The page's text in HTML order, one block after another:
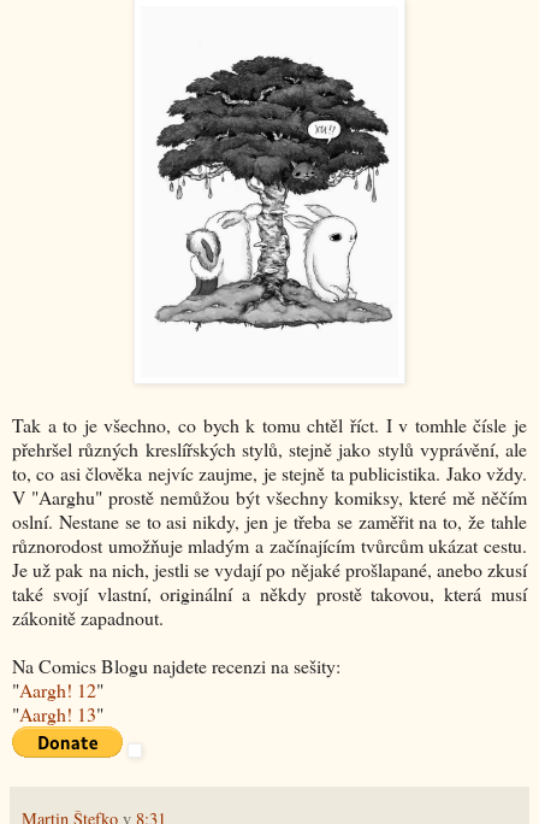
Tak a to je všechno, co bych k tomu chtěl říct. I v tomhle čísle je
přehršel různých kreslířských stylů, stejně jako stylů vyprávění, ale
to, co asi člověka nejvíc zaujme, je stejně ta publicistika. Jako vždy.
V "Aarghu" prostě nemůžou být všechny komiksy, které mě něčím
oslní. Nestane se to asi nikdy, jen je třeba se zaměřit na to, že tahle
různorodost umožňuje mladým a začínajícím tvůrcům ukázat cestu.
Je už pak na nich, jestli se vydají po nějaké prošlapané, anebo zkusí
také svojí vlastní, originální a někdy prostě takovou, která musí
zákonitě zapadnout.
Na Comics Blogu najdete recenzi na sešity:
"Aargh! 12"
"Aargh! 13"
Martin Štefko v 8:31